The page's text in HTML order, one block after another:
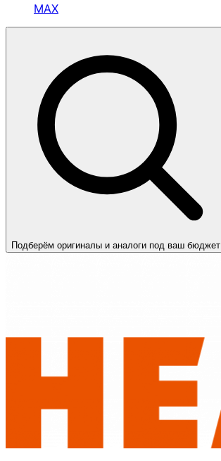
MAX
Подберём оригиналы и аналоги под ваш бюджет